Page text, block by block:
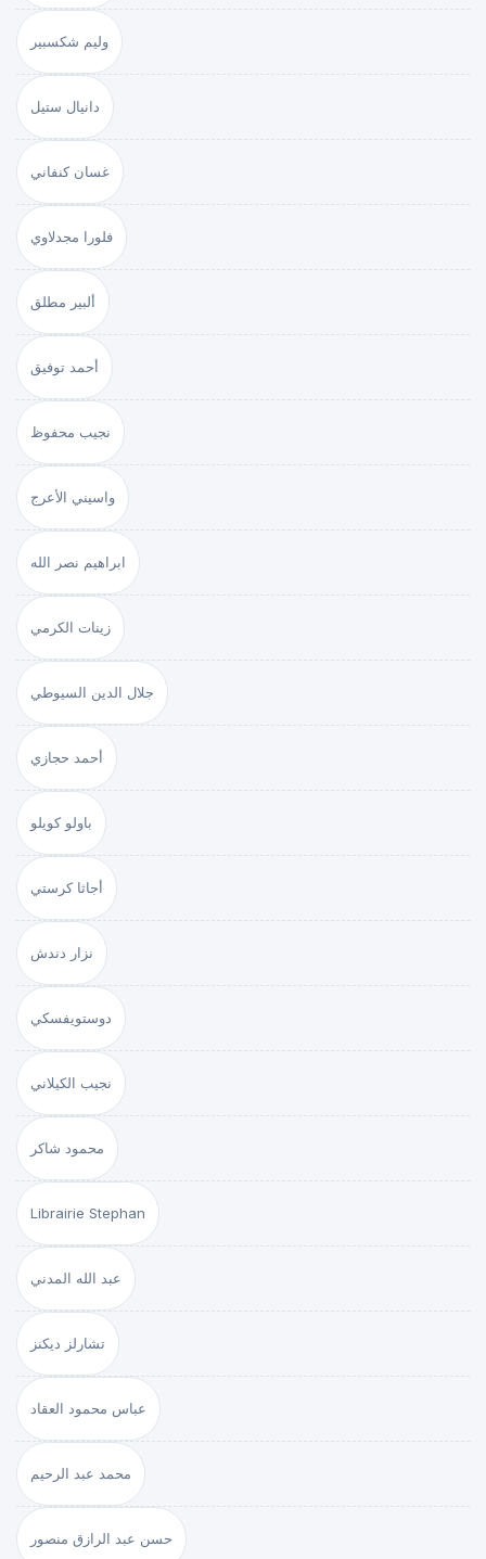
وليم شكسبير
دانيال ستيل
غسان كنفاني
فلورا مجدلاوي
ألبير مطلق
أحمد توفيق
نجيب محفوظ
واسيني الأعرج
ابراهيم نصر الله
زينات الكرمي
جلال الدين السيوطي
أحمد حجازي
باولو كويلو
أجاثا كرستي
نزار دندش
دوستويفسكي
نجيب الكيلاني
محمود شاكر
Librairie Stephan
عبد الله المدني
تشارلز ديكنز
عباس محمود العقاد
محمد عبد الرحيم
حسن عبد الرازق منصور